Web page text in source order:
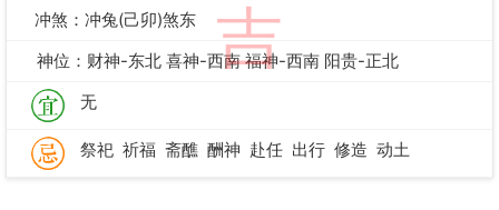
吉
冲煞：冲兔(己卯)煞东
神位：财神-东北 喜神-西南 福神-西南 阳贵-正北
无
祭祀 祈福 斋醮 酬神 赴任 出行 修造 动土